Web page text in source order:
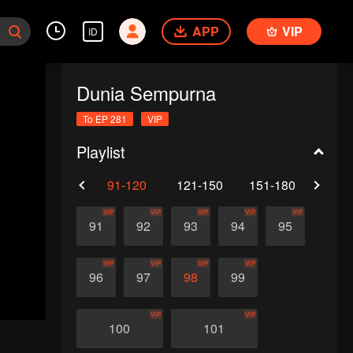
ID APP VIP
Dunia Sempurna
To EP 281 VIP
Playlist
91-120 121-150 151-180
91
VIP
92
VIP
93
VIP
94
VIP
95
VIP
96
VIP
97
VIP
98
VIP
99
VIP
100
VIP
101
VIP